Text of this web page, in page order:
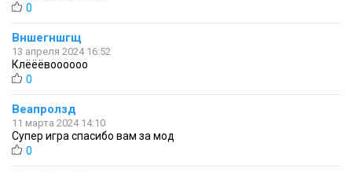
0
Вншегншгщ
13 апреля 2024 16:52
Клёёёвоооооо
0
Веапролзд
11 марта 2024 14:10
Супер игра спасибо вам за мод
0